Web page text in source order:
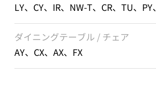
LY、CY、IR、NW-T、CR、TU、PY
ダイニングテーブル / チェア
AY、CX、AX、FX